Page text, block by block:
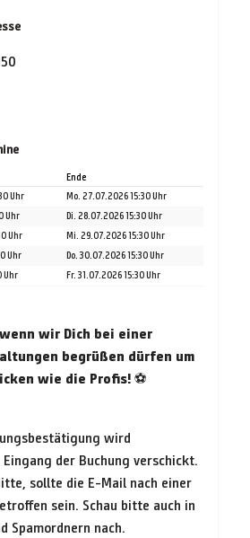
Ende
Uhr
Mo. 27.07.2026 15:30 Uhr
Uhr
Di. 28.07.2026 15:30 Uhr
Uhr
Mi. 29.07.2026 15:30 Uhr
Uhr
Do. 30.07.2026 15:30 Uhr
Uhr Fr. 31.07.2026 15:30 Uhr
wir Dich bei einer
begrüßen dürfen um
wie die Profis! ⚽
wird
der Buchung verschickt.
sollte die E-Mail nach einer
sein. Schau bitte auch in
Spamordnern nach.